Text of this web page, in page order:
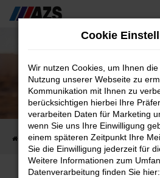
Zum
Hauptinhalt
Unser Ziel ist Ihre freie
Startseite Autovermietung
Cookie
Wir nutzen Cookies, um Ihnen
Nutzung unserer Webseite zu
Kommunikation mit Ihnen zu
berücksichtigen hierbei Ihre
verarbeiten Daten für Marketing
wenn Sie uns Ihre Einwilligung
einem späteren Zeitpunkt Ihre
Sie die Einwilligung jederzeit für
Weitere Informationen zum
Datenverarbeitung finden Sie hier: